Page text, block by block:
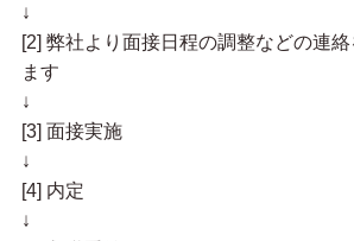
↓
[2] 弊社より面接日程の調整などの連
ます
↓
[3] 面接実施
↓
[4] 内定
↓